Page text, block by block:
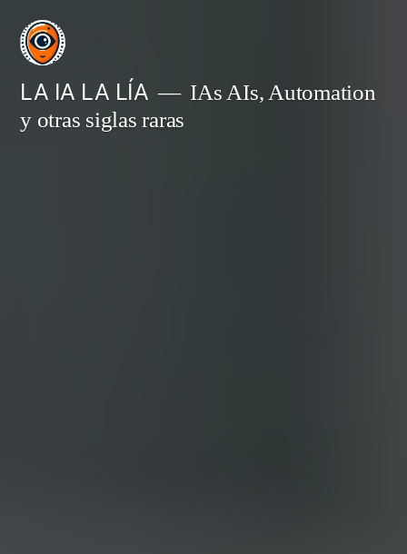
Saltar
contenido
LA IA LA LÍA
IAs AIs, Automation
y otras siglas raras